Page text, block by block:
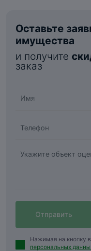
Оставьте
имущества
и получите
заказ
Нажимая на кнопку
персональных